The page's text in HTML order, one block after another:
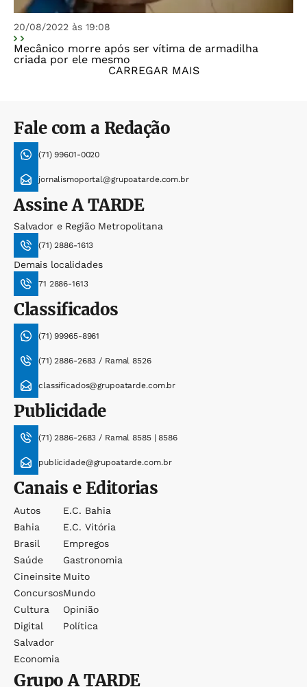
20/08/2022 às 19:08
Mecânico morre após ser vítima de armadilha
criada por ele mesmo
CARREGAR MAIS
Fale com a Redação
(71) 99601-0020
jornalismoportal@grupoatarde.com.br
AssineA TARDE
Salvador e Região Metropolitana
(71) 2886-1613
Demais localidades
71 2886-1613
Classificados
(71) 99965-8961
(71) 2886-2683 / Ramal 8526
classificados@grupoatarde.com.br
Publicidade
(71) 2886-2683 / Ramal 8585 | 8586
publicidade@grupoatarde.com.br
Canais e Editorias
Autos
Bahia
Brasil
Saúde
Cineinsite
Concursos
Cultura
Digital
Salvador
Economia
E.c. Bahia
E.c. Vitória
Empregos
Gastronomia
Muito
Mundo
Opinião
Política
GrupoA TARDE